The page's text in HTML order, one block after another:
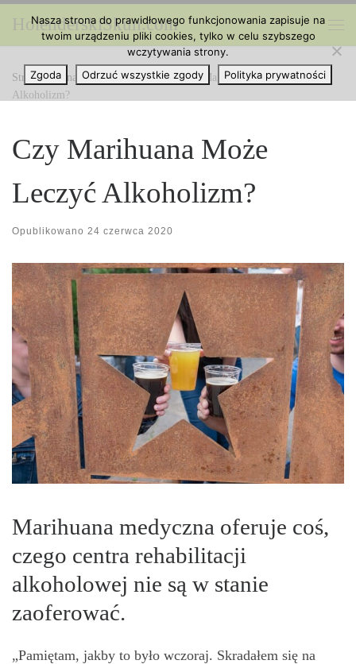
Przejdź do treści
HolenderskiSkun.com
Strona główna » Ciekawe Artykuły » Czy Marihuana Może Leczyć
Alkoholizm?
Czy Marihuana Może
Leczyć Alkoholizm?
Opublikowano 24 czerwca 2020
Marihuana medyczna oferuje coś,
czego centra rehabilitacji
alkoholowej nie są w stanie
zaoferować.
„Pamiętam, jakby to było wczoraj. Skradałem się na
Nasza strona do prawidłowego funkcjonowania zapisuje na
twoim urządzeniu pliki cookies, tylko w celu szybszego
wczytywania strony.
Zgoda
Odrzuć wszystkie zgody Polityka prywatności